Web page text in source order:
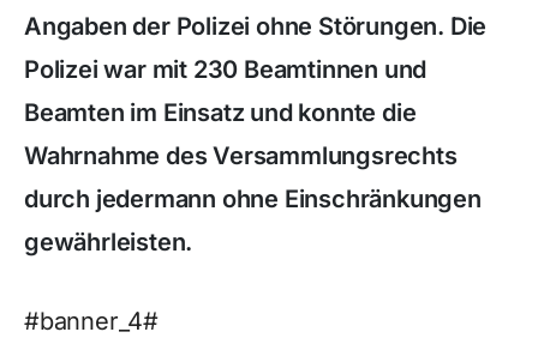
Angaben der Polizei ohne Störungen. Die
Polizei war mit 230 Beamtinnen und
Beamten im Einsatz und konnte die
Wahrnahme des Versammlungsrechts
durch jedermann ohne Einschränkungen
gewährleisten.
#banner_4#